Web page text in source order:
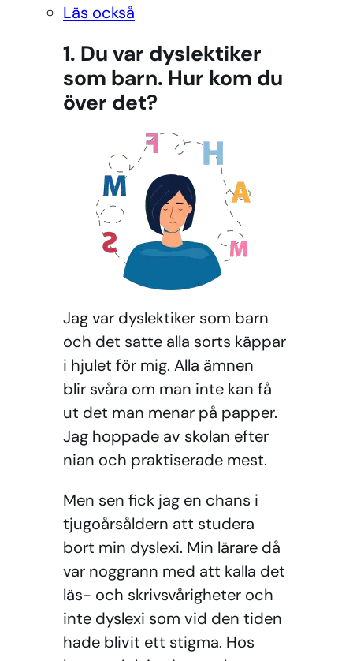
Läs också
1. Du var dyslektiker
som barn. Hur kom du
över det?
Jag var dyslektiker som barn
och det satte alla sorts käppar
i hjulet för mig. Alla ämnen
blir svåra om man inte kan få
ut det man menar på papper.
Jag hoppade av skolan efter
nian och praktiserade mest.
Men sen fick jag en chans i
tjugoårsåldern att studera
bort min dyslexi. Min lärare då
var noggrann med att kalla det
läs- och skrivsvårigheter och
inte dyslexi som vid den tiden
hade blivit ett stigma. Hos